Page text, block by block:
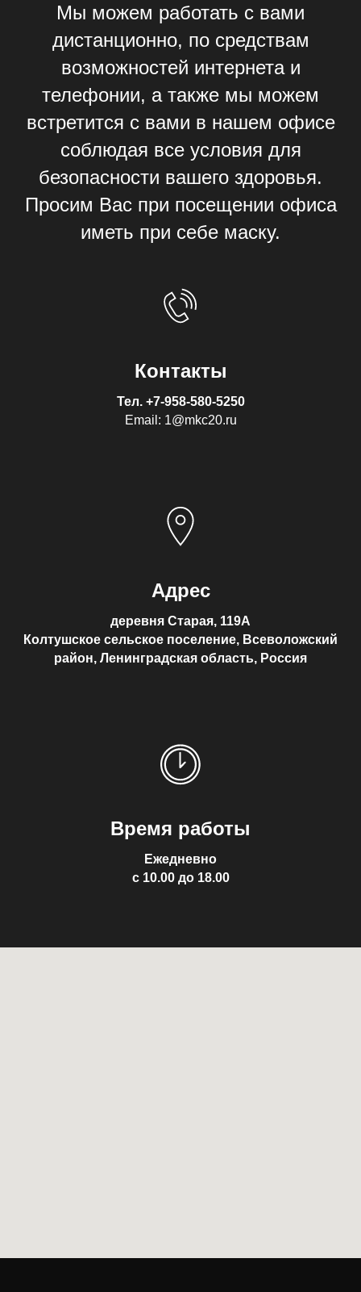
Мы можем работать с вами
дистанционно, по средствам
возможностей интернета и
телефонии, а также мы можем
встретится с вами в нашем офисе
соблюдая все условия для
безопасности вашего здоровья.
Просим Вас при посещении офиса
иметь при себе маску.
Контакты
Тел. +7-958-580-5250
Email: 1@mkc20.ru
Адрес
деревня Старая, 119А
Колтушское сельское поселение, Всеволожский
район, Ленинградская область, Россия
Время работы
Ежедневно
с 10.00 до 18.00